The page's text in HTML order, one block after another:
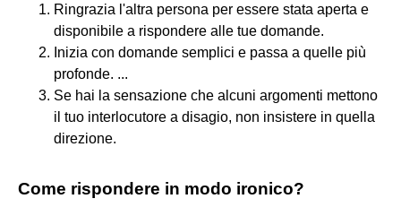
Ringrazia l'altra persona per essere stata aperta e
disponibile a rispondere alle tue domande.
Inizia con domande semplici e passa a quelle più
profonde. ...
Se hai la sensazione che alcuni argomenti mettono
il tuo interlocutore a disagio, non insistere in quella
direzione.
Come rispondere in modo ironico?